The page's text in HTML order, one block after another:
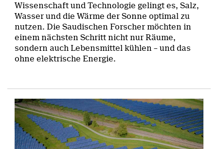
Wissenschaft und Technologie gelingt es, Salz,
Wasser und die Wärme der Sonne optimal zu
nutzen. Die Saudischen Forscher möchten in
einem nächsten Schritt nicht nur Räume,
sondern auch Lebensmittel kühlen – und das
ohne elektrische Energie.